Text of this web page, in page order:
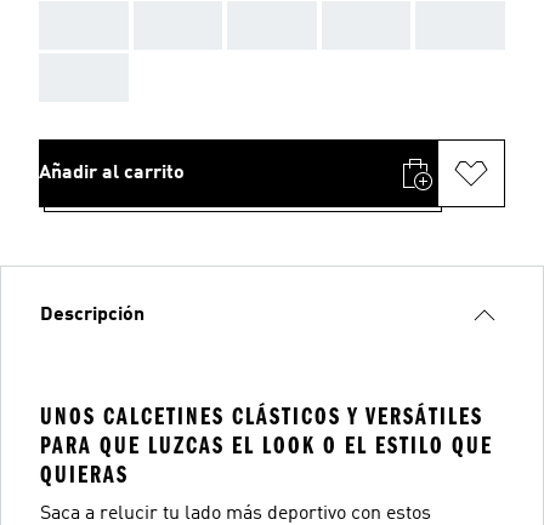
Añadir al carrito
Descripción
UNOS CALCETINES CLÁSTICOS Y VERSÁTILES
PARA QUE LUZCAS EL LOOK O EL ESTILO QUE
QUIERAS
Saca a relucir tu lado más deportivo con estos